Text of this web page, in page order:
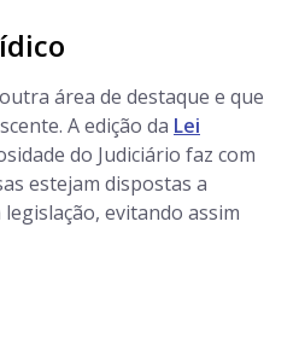
área de destaque e que
A edição da Lei
do Judiciário faz com
estejam dispostas a
evitando assim